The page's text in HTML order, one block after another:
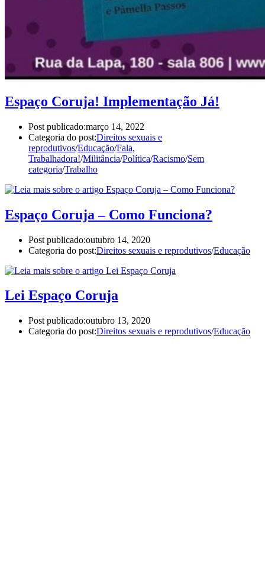
Espaço Coruja! Implementação Já!
Post publicado:março 14, 2022
Categoria do post:Direitos sexuais e
reprodutivos/Educação/Fala,
Trabalhadora!/Militância/Política/Racismo/Sem
categoria/Trabalho
Espaço Coruja – Como Funciona?
Post publicado:outubro 14, 2020
Categoria do post:Direitos sexuais e reprodutivos/Educação
Lei Espaço Coruja
Post publicado:outubro 13, 2020
Categoria do post:Direitos sexuais e reprodutivos/Educação